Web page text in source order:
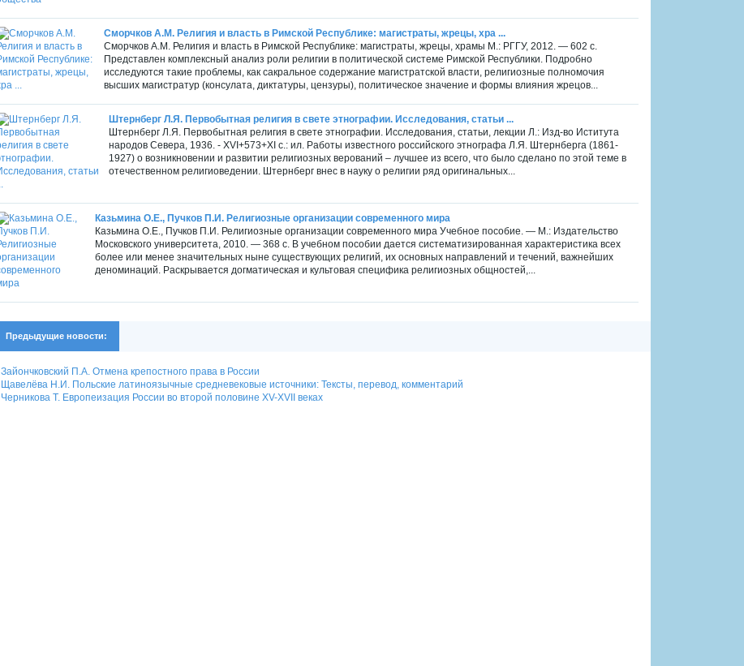
Сморчков A.M. Религия и власть в Римской Республике: магистраты, жрецы, хра ...
Сморчков A.M. Религия и власть в Римской Республике: магистраты, жрецы, храмы М.: РГГУ, 2012. — 602 с.
Представлен комплексный анализ роли религии в политической системе Римской Республики. Подробно
исследуются такие проблемы, как сакральное содержание магистратской власти, религиозные полномочия
высших магистратур (консулата, диктатуры, цензуры), политическое значение и формы влияния жрецов...
Штернберг Л.Я. Первобытная религия в свете этнографии. Исследования, статьи ...
Штернберг Л.Я. Первобытная религия в свете этнографии. Исследования, статьи, лекции Л.: Изд-во Иститута
народов Севера, 1936. - XVI+573+XI с.: ил. Работы известного российского этнографа Л.Я. Штернберга (1861-
1927) о возникновении и развитии религиозных верований – лучшее из всего, что было сделано по этой теме в
отечественном религиоведении. Штернберг внес в науку о религии ряд оригинальных...
Казьмина О.Е., Пучков П.И. Религиозные организации современного мира
Казьмина О.Е., Пучков П.И. Религиозные организации современного мира Учебное пособие. — М.: Издательство
Московского университета, 2010. — 368 с. В учебном пособии дается систематизированная характеристика всех
более или менее значительных ныне существующих религий, их основных направлений и течений, важнейших
деноминаций. Раскрывается догматическая и культовая специфика религиозных общностей,...
Предыдущие новости:
Зайончковский П.А. Отмена крепостного права в России
Щавелёва Н.И. Польские латиноязычные средневековые источники: Тексты, перевод, комментарий
Черникова Т. Европеизация России во второй половине XV-XVII веках